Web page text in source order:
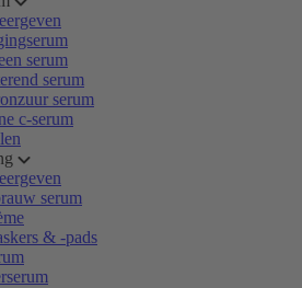
serum
serum
serum
c-serum
serum
& -pads